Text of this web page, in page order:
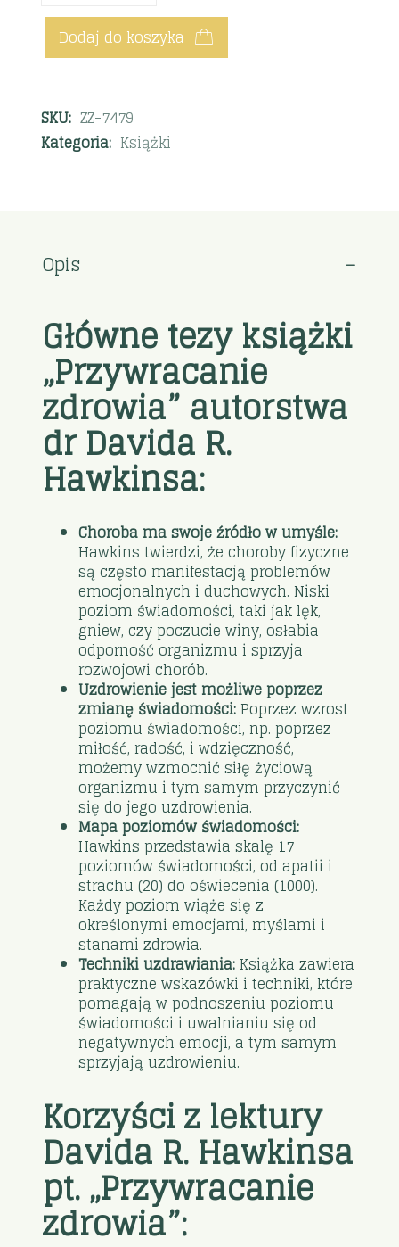
Dodaj do koszyka
SKU: ZZ-7479
Kategoria: Książki
Opis
Główne tezy książki
„Przywracanie
zdrowia” autorstwa
dr Davida R.
Hawkinsa:
Choroba ma swoje źródło w umyśle:
Hawkins twierdzi, że choroby fizyczne
są często manifestacją problemów
emocjonalnych i duchowych. Niski
poziom świadomości, taki jak lęk,
gniew, czy poczucie winy, osłabia
odporność organizmu i sprzyja
rozwojowi chorób.
Uzdrowienie jest możliwe poprzez
zmianę świadomości: Poprzez wzrost
poziomu świadomości, np. poprzez
miłość, radość, i wdzięczność,
możemy wzmocnić siłę życiową
organizmu i tym samym przyczynić
się do jego uzdrowienia.
Mapa poziomów świadomości:
Hawkins przedstawia skalę 17
poziomów świadomości, od apatii i
strachu (20) do oświecenia (1000).
Każdy poziom wiąże się z
określonymi emocjami, myślami i
stanami zdrowia.
Techniki uzdrawiania: Książka zawiera
praktyczne wskazówki i techniki, które
pomagają w podnoszeniu poziomu
świadomości i uwalnianiu się od
negatywnych emocji, a tym samym
sprzyjają uzdrowieniu.
Korzyści z lektury
Davida R. Hawkinsa
pt. „Przywracanie
zdrowia”: